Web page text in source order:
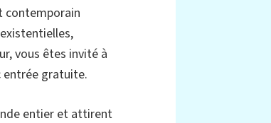
contemporain
vous êtes invité à
entrée gratuite.
entier et attirent